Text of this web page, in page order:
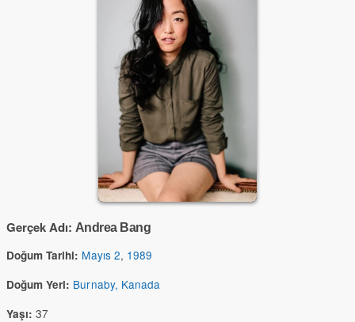
Gerçek Adı: Andrea Bang
Doğum Tarihi: Mayıs 2, 1989
Doğum Yeri: Burnaby, Kanada
Yaşı: 37